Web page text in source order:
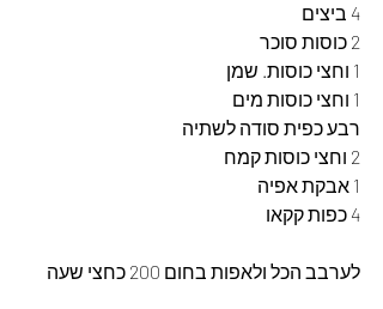
4 ביצים
2 כוסות סוכר
1 וחצי כוסות. שמן
1 וחצי כוסות מים
רבע כפית סודה לשתיה
2 וחצי כוסות קמח
1 אבקת אפיה
4 כפות קקאו
לערבב הכל ולאפות בחום 200 כחצי שעה